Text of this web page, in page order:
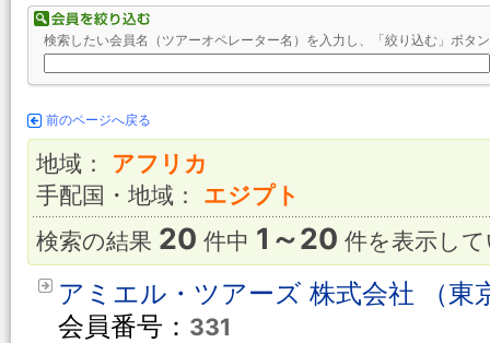
検索したい会員名（ツアーオペレーター名）を入力し、「絞り込む」ボタ
前のページへ戻る
地域： アフリカ
手配国・地域： エジプト
検索の結果 20 件中 1～20 件を表示し
アミエル・ツアーズ 株式会社 （東
会員番号： 331